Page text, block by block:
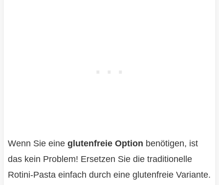
Wenn Sie eine glutenfreie Option benötigen, ist
das kein Problem! Ersetzen Sie die traditionelle
Rotini-Pasta einfach durch eine glutenfreie Variante.